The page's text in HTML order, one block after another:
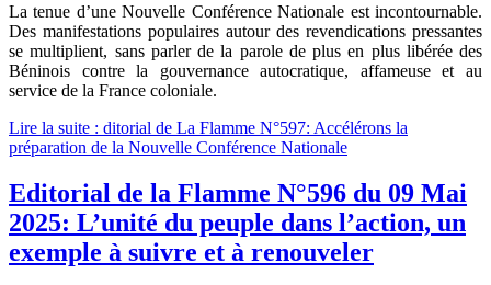
La tenue d’une Nouvelle Conférence Nationale est incontournable.
Des manifestations populaires autour des revendications pressantes
se multiplient, sans parler de la parole de plus en plus libérée des
Béninois contre la gouvernance autocratique, affameuse et au
service de la France coloniale.
Lire la suite : ditorial de La Flamme N°597: Accélérons la
préparation de la Nouvelle Conférence Nationale
Editorial de la Flamme N°596 du 09 Mai
2025: L’unité du peuple dans l’action, un
exemple à suivre et à renouveler